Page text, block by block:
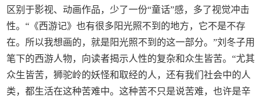
区别于影视、动画作品，少了一份“童话”感，多了视觉冲击
性。“《西游记》也有很多阳光照不到的地方，它不是不存
在。所以我想画的，就是阳光照不到的这一部分。”刘冬子用
笔下的西游人物，向读者揭示人性的复杂和众生皆苦。“尤其
众生皆苦，狮驼岭的妖怪和取经的人，还有我们社会中的人
类，都生活在这种苦难中。这种苦不只是说苦难，也许是辛